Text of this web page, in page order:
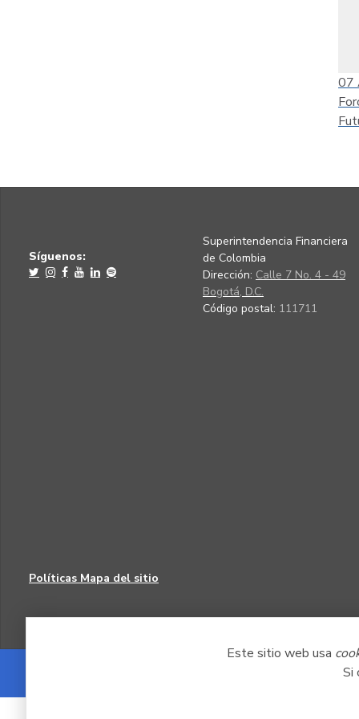
Este sitio web usa
Si
07
Síguenos:
Superintendencia Financiera
de Colombia
Dirección: Calle 7 No. 4 - 49
Bogotá, D.C.
Código postal: 111711
Políticas Mapa del sitio